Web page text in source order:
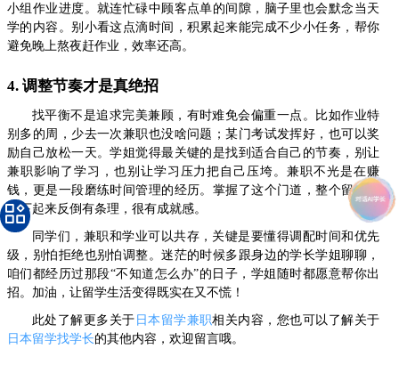
小组作业进度。就连忙碌中顾客点单的间隙，脑子里也会默念当天
学的内容。别小看这点滴时间，积累起来能完成不少小任务，帮你
避免晚上熬夜赶作业，效率还高。
4. 调整节奏才是真绝招
找平衡不是追求完美兼顾，有时难免会偏重一点。比如作业特
别多的周，少去一次兼职也没啥问题；某门考试发挥好，也可以奖
励自己放松一天。学姐觉得最关键的是找到适合自己的节奏，别让
兼职影响了学习，也别让学习压力把自己压垮。兼职不光是在赚
钱，更是一段磨练时间管理的经历。掌握了这个门道，整个留学生
活下起来反倒有条理，很有成就感。
同学们，兼职和学业可以共存，关键是要懂得调配时间和优先
级，别怕拒绝也别怕调整。迷茫的时候多跟身边的学长学姐聊聊，
咱们都经历过那段“不知道怎么办”的日子，学姐随时都愿意帮你出
招。加油，让留学生活变得既实在又不慌！
此处了解更多关于 日本留学兼职相关内容，您也可以了解关于
日本留学找学长的其他内容，欢迎留言哦。